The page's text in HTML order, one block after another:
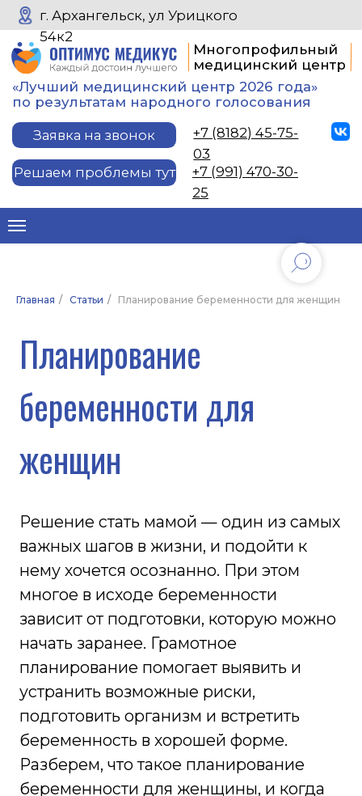
Заявка на звонок
медицинский центр
«Лучший медицинский центр 2026 года»
по результатам народного голосования
Решаем проблемы тут
г. Архангельск, ул Урицкого
54к2
+7 (991) 470-30-
25
+7 (8182) 45-75-
03
Главная / Статьи / Планирование беременности для женщин
Решение стать мамой — один из самых
важных шагов в жизни, и подойти к
нему хочется осознанно. При этом
многое в исходе беременности
начать заранее. Грамотное
планирование помогает выявить и
беременность в хорошей форме.
Разберем, что такое планирование
беременности для женщины, и когда
его начинать.
Планирование
беременности для